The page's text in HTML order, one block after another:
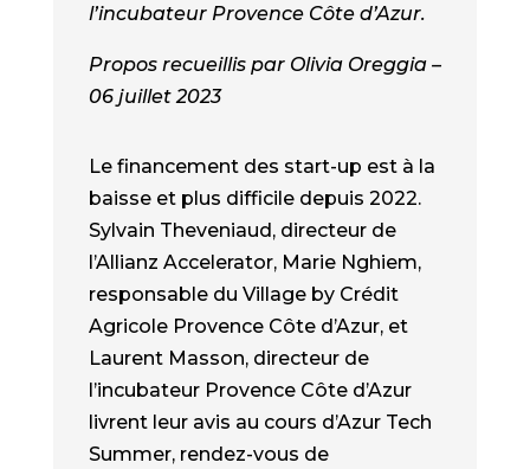
l’incubateur Provence Côte d’Azur.
Propos recueillis par Olivia Oreggia –
06 juillet 2023
Le financement des start-up est à la
baisse et plus difficile depuis 2022.
Sylvain Theveniaud, directeur de
l’Allianz Accelerator, Marie Nghiem,
responsable du Village by Crédit
Agricole Provence Côte d’Azur, et
Laurent Masson, directeur de
l’incubateur Provence Côte d’Azur
livrent leur avis au cours d’Azur Tech
Summer, rendez-vous de